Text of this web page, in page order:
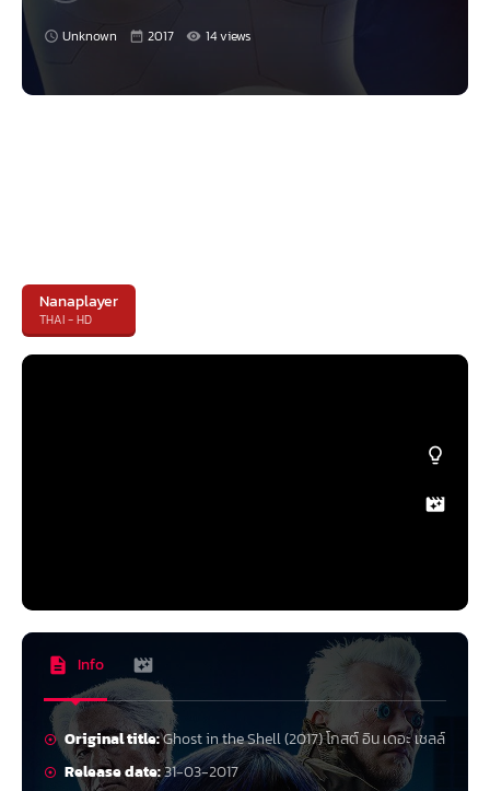
Unknown 2017 14 views
Nanaplayer
THAI - HD
Info
Original title:Ghost in the Shell (2017) โกสต์ อิน เดอะ เชลล์
Release date:31-03-2017